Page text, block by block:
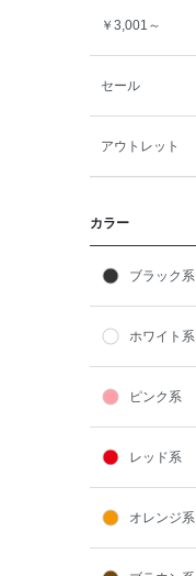
￥3,001～
セール
アウトレット
カラー
ブラック系
ホワイト系
ピンク系
レッド系
オレンジ系